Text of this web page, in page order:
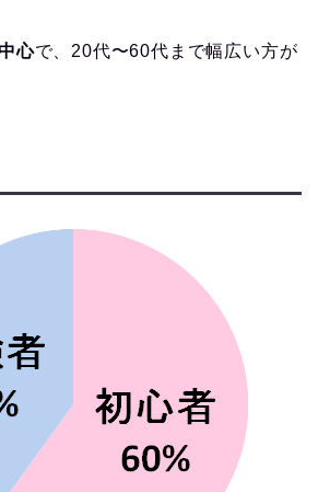
心で、20代〜60代まで幅広い方が